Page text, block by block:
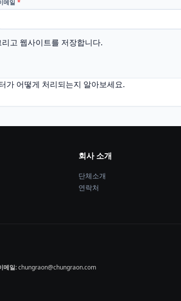
메일 *
고 웹사이트를 저장합니다.
가 어떻게 처리되는지 알아보세요.
회사 소개
단체소개
연락처
메일:chungraon@chungraon.com